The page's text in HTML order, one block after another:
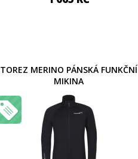
TOREZ MERINO PÁNSKÁ FUNKČNÍ
MIKINA